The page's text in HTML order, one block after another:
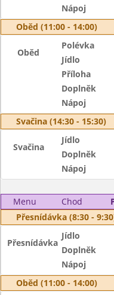
Nápoj
Oběd (11:00 - 14:00)
Oběd
Polévka
Jídlo
Příloha
Doplněk
Nápoj
Svačina (14:30 - 15:30)
Svačina
Jídlo
Doplněk
Nápoj
Menu Chod
Přesnídávka (8:30 -
Přesnídávka
Jídlo
Doplněk
Nápoj
Oběd (11:00 - 14:00)